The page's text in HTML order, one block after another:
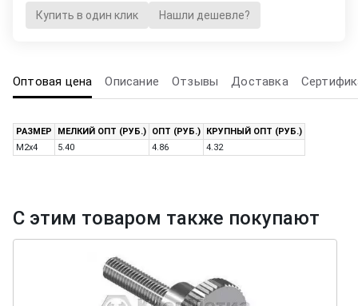
Купить в один клик Нашли дешевле?
Оптовая цена Описание Отзывы Доставка
РАЗМЕР МЕЛКИЙ ОПТ (РУБ.) ОПТ (РУБ.)
КРУПНЫЙ ОПТ (РУБ.)
M2x4
5.40 4.86 4.32
С этим товаром также покупают